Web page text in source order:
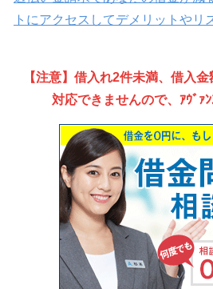
トにアクセスしてデメリットやリ
【注意】借入れ2件未満、借入
対応できませんので、ｱｳﾞｧ